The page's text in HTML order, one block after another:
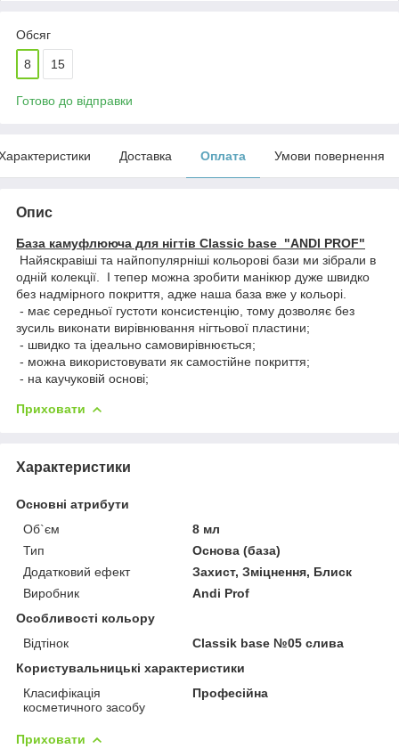
Обсяг
8 15
Готово до відправки
Доставка Оплата Умови повернення
Опис
База камуфлююча для нігтів Classic base "ANDI PROF"
Найяскравіші та найпопулярніші кольорові бази ми зібрали в
одній колекції. І тепер можна зробити манікюр дуже швидко
без надмірного покриття, адже наша база вже у кольорі.
- має середньої густоти консистенцію, тому дозволяє без
зусиль виконати вирівнювання нігтьової пластини;
- швидко та ідеально самовирівнюється;
- можна використовувати як самостійне покриття;
- на каучуковій основі;
Приховати
Характеристики
Основні атрибути
Об`єм
8 мл
Тип
Основа (база)
Додатковий ефект
Захист, Зміцнення, Блиск
Виробник
Andi Prof
Особливості кольору
Відтінок
Classik base №05 слива
Користувальницькі характеристики
Класифікація
косметичного засобу
Професійна
Приховати